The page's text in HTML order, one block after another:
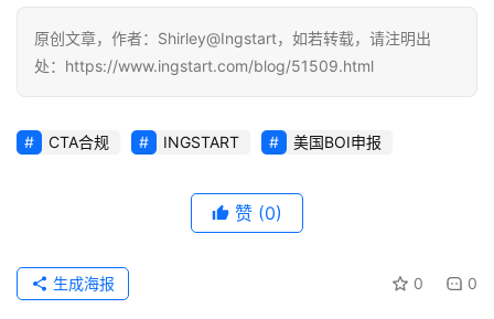
原创文章，作者：Shirley@Ingstart，如若转载，请注明出
处：https://www.ingstart.com/blog/51509.html
CTA合规 INGSTART 美国BOI申报
赞 (0)
0 0
生成海报